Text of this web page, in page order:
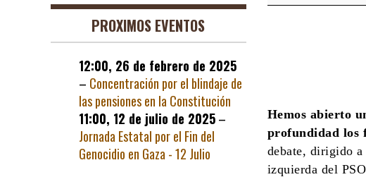
Hemos abierto
profundidad los
debate, dirigido
izquierda del
PROXIMOS EVENTOS
12:00, 26 de febrero de 2025
– Concentración por el blindaje de
las pensiones en la Constitución
11:00, 12 de julio de 2025–
Jornada Estatal por el Fin del
Genocidio en Gaza - 12 Julio